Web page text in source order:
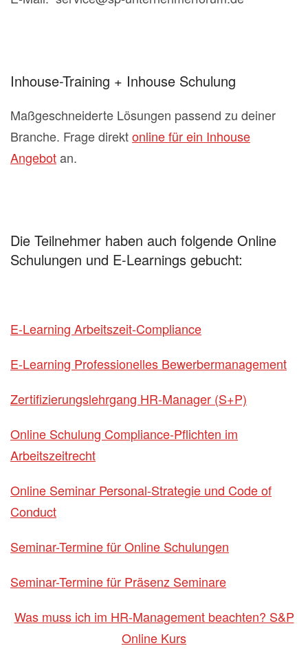
Inhouse-Training + Inhouse Schulung
Maßgeschneiderte Lösungen passend zu deiner
Branche. Frage direktonline für ein Inhouse
Angebotan.
Die Teilnehmer haben auch folgende Online
Schulungen und E-Learnings gebucht:
E-Learning Arbeitszeit-Compliance
E-Learning Professionelles Bewerbermanagement
Zertifizierungslehrgang HR-Manager (S+P)
Online Schulung Compliance-Pflichten im
Arbeitszeitrecht
Online Seminar Personal-Strategie und Code of
Conduct
Seminar-Termine für Online Schulungen
Seminar-Termine für Präsenz Seminare
Was muss ich im HR-Management beachten? S&P
Online Kurs